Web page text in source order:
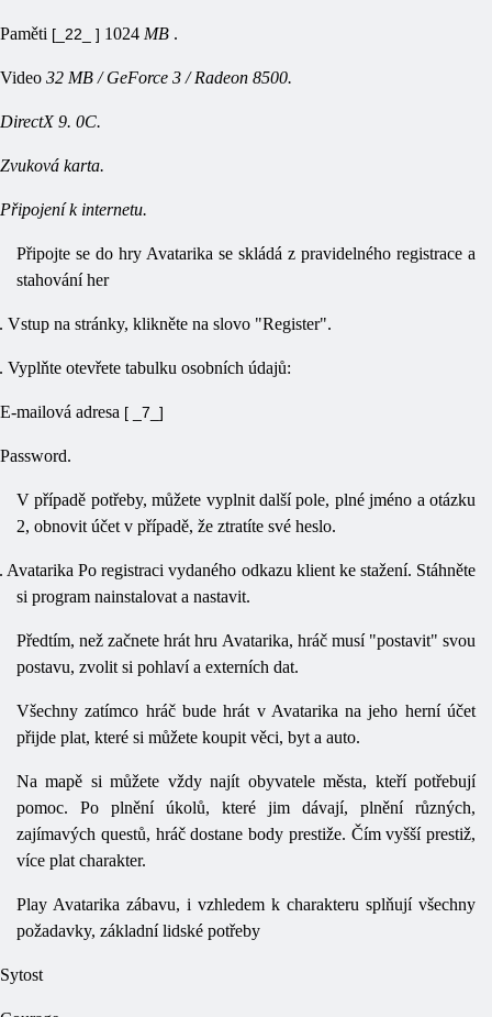
Paměti [_22_ ] 1024 MB .
Video 32 MB / GeForce 3 / Radeon 8500.
DirectX 9. 0C.
Zvuková karta.
Připojení k internetu.
Připojte se do hry Avatarika se skládá z pravidelného registrace a
stahování her
Vstup na stránky, klikněte na slovo "Register".
Vyplňte otevřete tabulku osobních údajů:
E-mailová adresa [ _7_]
Password.
V případě potřeby, můžete vyplnit další pole, plné jméno a otázku
2, obnovit účet v případě, že ztratíte své heslo.
Avatarika Po registraci vydaného odkazu klient ke stažení. Stáhněte
si program nainstalovat a nastavit.
Předtím, než začnete hrát hru Avatarika, hráč musí "postavit" svou
postavu, zvolit si pohlaví a externích dat.
Všechny zatímco hráč bude hrát v Avatarika na jeho herní účet
přijde plat, které si můžete koupit věci, byt a auto.
Na mapě si můžete vždy najít obyvatele města, kteří potřebují
pomoc. Po plnění úkolů, které jim dávají, plnění různých,
zajímavých questů, hráč dostane body prestiže. Čím vyšší prestiž,
více plat charakter.
Play Avatarika zábavu, i vzhledem k charakteru splňují všechny
požadavky, základní lidské potřeby
Sytost